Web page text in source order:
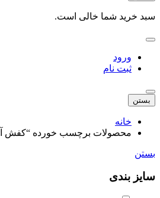
سبد خرید شما خالی است.
ورود
ثبت نام
بستن
خانه
محصولات برچسب خورده “کفش
بستن
سایز بندی